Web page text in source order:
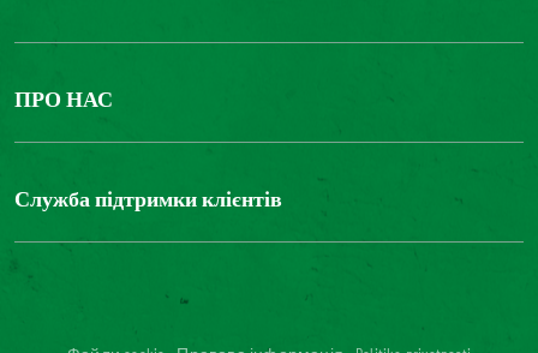
ПРО НАС
The Bonduelle group
Служба підтримки клієнтів
Зв'яжіться з нами
Цифрова доступність: невідповідність